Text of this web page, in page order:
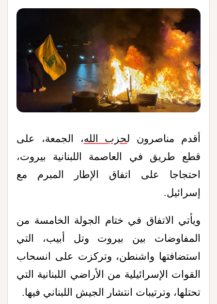
أقدم مناصرون لحزب الله، الجمعة، على
قطع طريق في العاصمة اللبنانية بيروت،
احتجاجا على اتفاق الإطار المبرم مع
إسرائيل.
ويأتي الاتفاق في ختام الجولة الخامسة من
المفاوضات بين بيروت وتل أبيب، التي
استضافتها واشنطن، وتركزت على انسحاب
القوات الإسرائيلية من الأراضي اللبنانية التي
تحتلها، وترتيبات انتشار الجيش اللبناني فيها.